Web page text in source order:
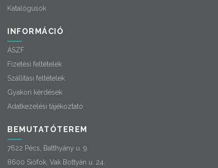
Katalógusok
INFORMÁCIÓ
ÁSZF
Fizetési feltételek
Szállítási feltételek
Gyakori kérdések
Adatkezelési tájékoztató
BEMUTATÓTEREM
7622 Pécs, Batthyány u. 9.
8600 Siófok, Vak Bottyán u. 24.